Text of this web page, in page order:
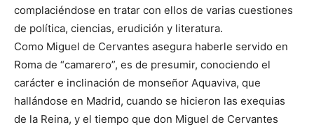
complaciéndose en tratar con ellos de varias cuestiones
de política, ciencias, erudición y literatura.
Como Miguel de Cervantes asegura haberle servido en
Roma de “camarero”, es de presumir, conociendo el
carácter e inclinación de monseñor Aquaviva, que
hallándose en Madrid, cuando se hicieron las exequias
de la Reina, y el tiempo que don Miguel de Cervantes